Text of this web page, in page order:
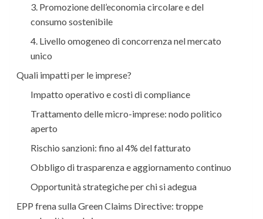
3. Promozione dell’economia circolare e del
consumo sostenibile
4. Livello omogeneo di concorrenza nel mercato
unico
Quali impatti per le imprese?
Impatto operativo e costi di compliance
Trattamento delle micro-imprese: nodo politico
aperto
Rischio sanzioni: fino al 4% del fatturato
Obbligo di trasparenza e aggiornamento continuo
Opportunità strategiche per chi si adegua
EPP frena sulla Green Claims Directive: troppe